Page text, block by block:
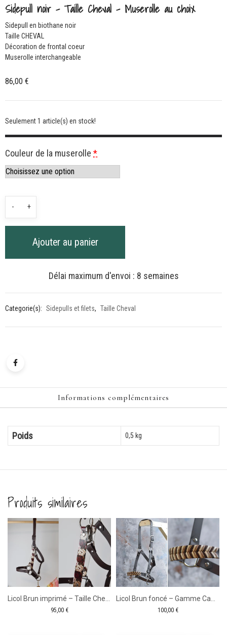
Sidepull noir – Taille Cheval – Muserolle au choix
Sidepull en biothane noir
Taille CHEVAL
Décoration de frontal coeur
Muserolle interchangeable
86,00 €
Seulement 1 article(s) en stock!
Couleur de la muserolle *
-
quantité
de
noir
-
Muserolle
au
+
Ajouter au panier
Délai maximum d'envoi : 8 semaines
Categorie(s): Sidepulls et filets, Taille Cheval
Informations complémentaires
Poids 0,5 kg
Produits similaires
95,00 € 100,00 €